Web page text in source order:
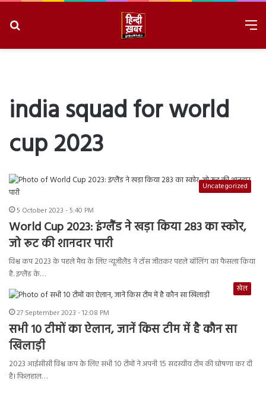
india squad for world
cup 2023
Uncategorized
5 October 2023 - 5:40 PM
World Cup 2023: इंग्लैंड ने खड़ा किया 283 का स्कोर,
जो रूट की शानदार पारी
विश्व कप 2023 के पहले मैच के लिए न्यूजीलैंड ने टॉस जीतकर पहले बॉलिंग का फैसला किया
है. इंग्लैंड के…
खेल
27 September 2023 - 12:08 PM
सभी 10 टीमों का ऐलान, जानें किस टीम में है कौन सा
खिलाड़ी
2023 आईसीसी विश्व कप के लिए सभी 10 टीमों ने अपनी 15 सदस्यीय टीम की घोषणा कर दी
है। फिलहाल…